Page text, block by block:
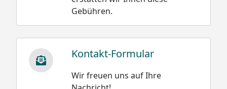
Gebühren.
Kontakt-Formular
Wir freuen uns auf Ihre